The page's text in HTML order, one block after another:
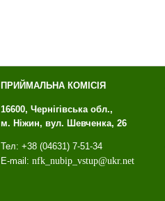
ПРИЙМАЛЬНА КОМІСІЯ
16600, Чернігівська обл.,
м. Ніжин, вул. Шевченка, 26
Тел: +38 (04631) 7-51-34
E-mail: nfk_ nubip_ vstup@ukr.net